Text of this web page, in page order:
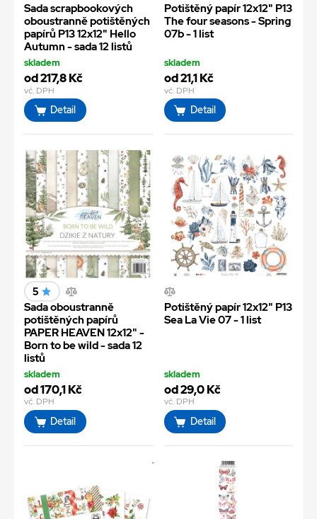
Sada scrapbookových
oboustranně potištěných
papírů P13 12x12" Hello
Autumn - sada 12 listů
skladem
od 217,8 Kč
vč. DPH
Detail
Potištěný papír 12x12" P13
The four seasons - Spring
07b - 1 list
skladem
od 21,1 Kč
vč. DPH
Detail
5
Sada oboustranně
potištěných papírů
PAPER HEAVEN 12x12" -
Born to be wild - sada 12
listů
skladem
od 170,1 Kč
vč. DPH
Detail
Potištěný papír 12x12" P13
Sea La Vie 07 - 1 list
skladem
od 29,0 Kč
vč. DPH
Detail